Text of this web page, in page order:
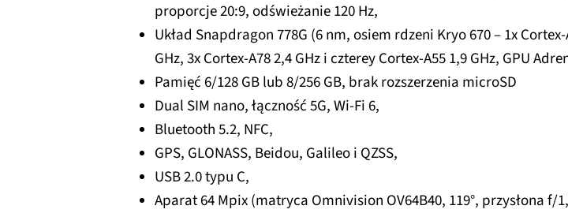
proporcje 20:9, odświeżanie 120 Hz,
Układ Snapdragon 778G (6 nm, osiem rdzeni Kryo 670 – 1x Cortex-
GHz, 3x Cortex-A78 2,4 GHz i czterey Cortex-A55 1,9 GHz, GPU
Pamięć 6/128 GB lub 8/256 GB, brak rozszerzenia microSD
Dual SIM nano, łączność 5G, Wi-Fi 6,
Bluetooth 5.2, NFC,
GPS, GLONASS, Beidou, Galileo i QZSS,
USB 2.0 typu C,
Aparat 64 Mpix (matryca Omnivision OV64B40, 119°, przysłona f/